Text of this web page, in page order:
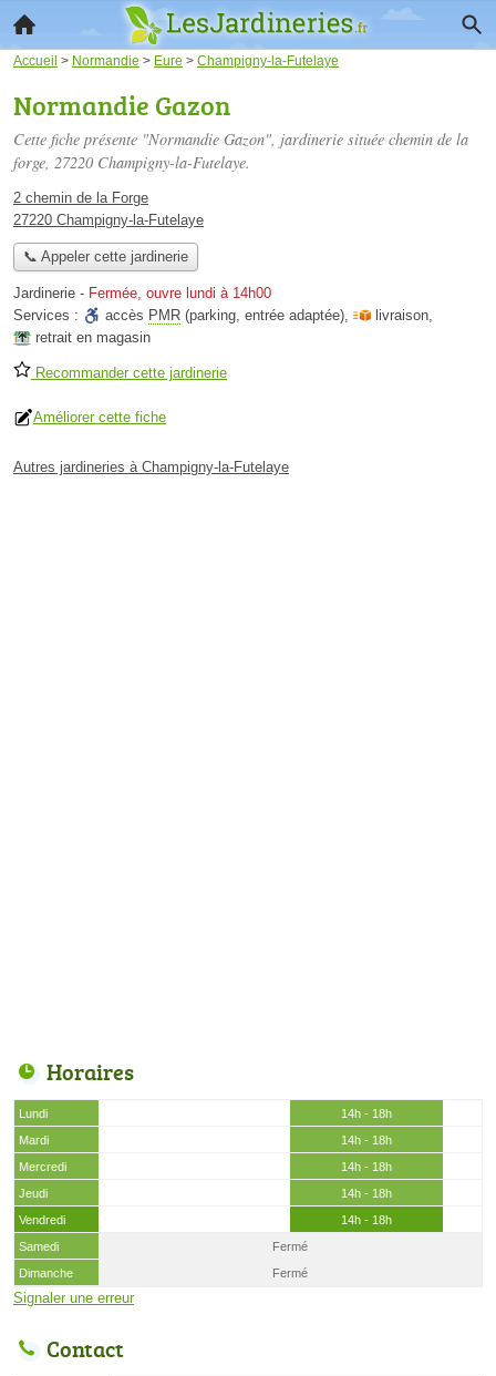
Accueil > Normandie > Eure > Champigny-la-Futelaye
Normandie Gazon
Cette fiche présente "Normandie Gazon", jardinerie située chemin de la
forge, 27220 Champigny-la-Futelaye.
2 chemin de la Forge
27220 Champigny-la-Futelaye
📞 Appeler cette jardinerie
Jardinerie - Fermée, ouvre lundi à 14h00
Services :
accès PMR (parking, entrée adaptée), livraison,
retrait en magasin
Recommander cette jardinerie
Améliorer cette fiche
Autres jardineries à Champigny-la-Futelaye
Horaires
Lundi
14h - 18h
Mardi
14h - 18h
Mercredi
14h - 18h
Jeudi
14h - 18h
Vendredi
14h - 18h
Samedi
Fermé
Dimanche
Fermé
Signaler une erreur
Contact